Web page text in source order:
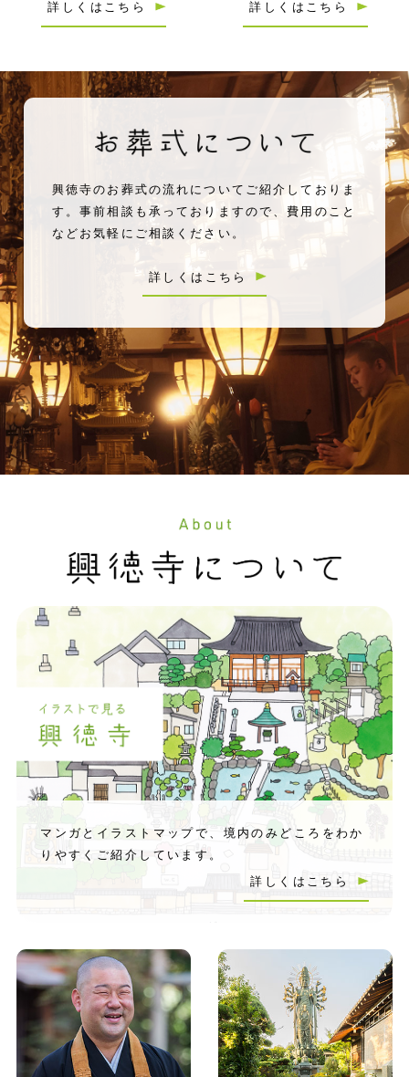
詳しくはこちら 詳しくはこちら
興徳寺のお葬式の流れについてご紹介しておりま
す。事前相談も承っておりますので、費用のこと
などお気軽にご相談ください。
詳しくはこちら
マンガとイラストマップで、境内のみどころをわか
りやすくご紹介しています。
詳しくはこちら